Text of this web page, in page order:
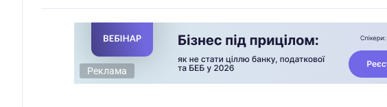
Реклама